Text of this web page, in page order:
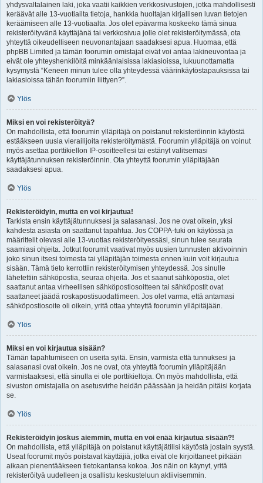
yhdysvaltalainen laki, joka vaatii kaikkien verkkosivustojen, jotka mahdollisesti
keräävät alle 13-vuotiailta tietoja, hankkia huoltajan kirjallisen luvan tietojen
keräämiseen alle 13-vuotiaalta. Jos olet epävarma koskeeko tämä sinua
rekisteröityvänä käyttäjänä tai verkkosivua jolle olet rekisteröitymässä, ota
yhteyttä oikeudelliseen neuvonantajaan saadaksesi apua. Huomaa, että
phpBB Limited ja tämän foorumin omistajat eivät voi antaa lakineuvontaa ja
eivät ole yhteyshenkilöitä minkäänlaisissa lakiasioissa, lukuunottamatta
kysymystä “Keneen minun tulee olla yhteydessä väärinkäytöstapauksissa tai
lakiasioissa tähän foorumiin liittyen?”.
Ylös
Miksi en voi rekisteröityä?
On mahdollista, että foorumin ylläpitäjä on poistanut rekisteröinnin käytöstä
estääkseen uusia vierailijoita rekisteröitymästä. Foorumin ylläpitäjä on voinut
myös asettaa porttikiellon IP-osoitteellesi tai estänyt valitsemasi
käyttäjätunnuksen rekisteröinnin. Ota yhteyttä foorumin ylläpitäjään
saadaksesi apua.
Ylös
Rekisteröidyin, mutta en voi kirjautua!
Tarkista ensin käyttäjätunnuksesi ja salasanasi. Jos ne ovat oikein, yksi
kahdesta asiasta on saattanut tapahtua. Jos COPPA-tuki on käytössä ja
määrittelit olevasi alle 13-vuotias rekisteröityessäsi, sinun tulee seurata
saamiasi ohjeita. Jotkut foorumit vaativat myös uusien tunnusten aktivoinnin
joko sinun itsesi toimesta tai ylläpitäjän toimesta ennen kuin voit kirjautua
sisään. Tämä tieto kerrottiin rekisteröitymisen yhteydessä. Jos sinulle
lähetettiin sähköpostia, seuraa ohjeita. Jos et saanut sähköpostia, olet
saattanut antaa virheellisen sähköpostiosoitteen tai sähköpostit ovat
saattaneet jäädä roskapostisuodattimeen. Jos olet varma, että antamasi
sähköpostiosoite oli oikein, yritä ottaa yhteyttä foorumin ylläpitäjään.
Ylös
Miksi en voi kirjautua sisään?
Tämän tapahtumiseen on useita syitä. Ensin, varmista että tunnuksesi ja
salasanasi ovat oikein. Jos ne ovat, ota yhteyttä foorumin ylläpitäjään
varmistaaksesi, että sinulla ei ole porttikieltoja. On myös mahdollista, että
sivuston omistajalla on asetusvirhe heidän päässään ja heidän pitäisi korjata
se.
Ylös
Rekisteröidyin joskus aiemmin, mutta en voi enää kirjautua sisään?!
On mahdollista, että ylläpitäjä on poistanut käyttäjätilisi käytöstä jostain syystä.
Useat foorumit myös poistavat käyttäjiä, jotka eivät ole kirjoittaneet pitkään
aikaan pienentääkseen tietokantansa kokoa. Jos näin on käynyt, yritä
rekisteröityä uudelleen ja osallistu keskusteluun aktiivisemmin.